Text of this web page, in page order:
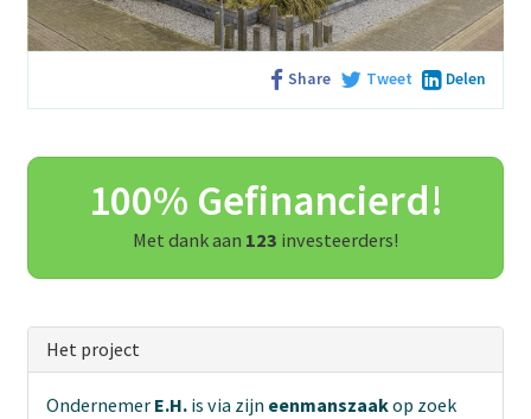
Delen
Tweet
Share
100% Gefinancierd!
Met dank aan 123 investeerders!
Het project
Ondernemer E.H. is via zijn eenmanszaakop zoek